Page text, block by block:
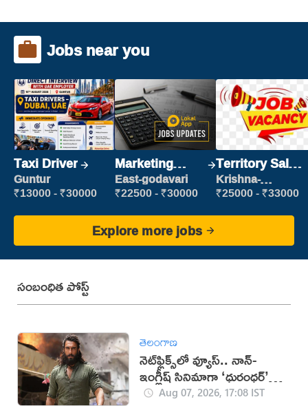
Jobs near you
Taxi Driver
Guntur
₹13000 - ₹30000
Marketing
Executive
East-godavari
₹22500 - ₹30000
Territory Sales
Manager
Krishna-
vijayawada
₹25000 - ₹33000
Explore more jobs
సంబంధిత పోస్ట్
తెలంగాణ
నెట్‌ఫ్లిక్స్‌లో వ్యూస్.. నాన్-
ఇంగ్లీష్ సినిమాగా ‘ధురంధర్’
రికార్డుAug 07, 2026, 17:08 IST